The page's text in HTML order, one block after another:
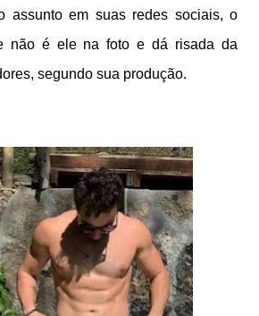
assunto em suas redes sociais, o
não é ele na foto e dá risada da
segundo sua produção.